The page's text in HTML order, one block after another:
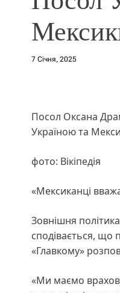
7 Січня, 2025
Посол Оксана
Україною та
фото: Вікіпедія
«Мексиканці
Зовнішня
сподівається, що
«Главкому»
«Ми маємо